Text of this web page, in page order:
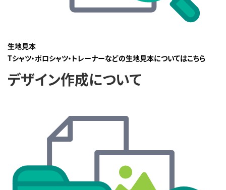
生地見本
Tシャツ・ポロシャツ・トレーナーなどの生地見本についてはこちら
デザイン作成について